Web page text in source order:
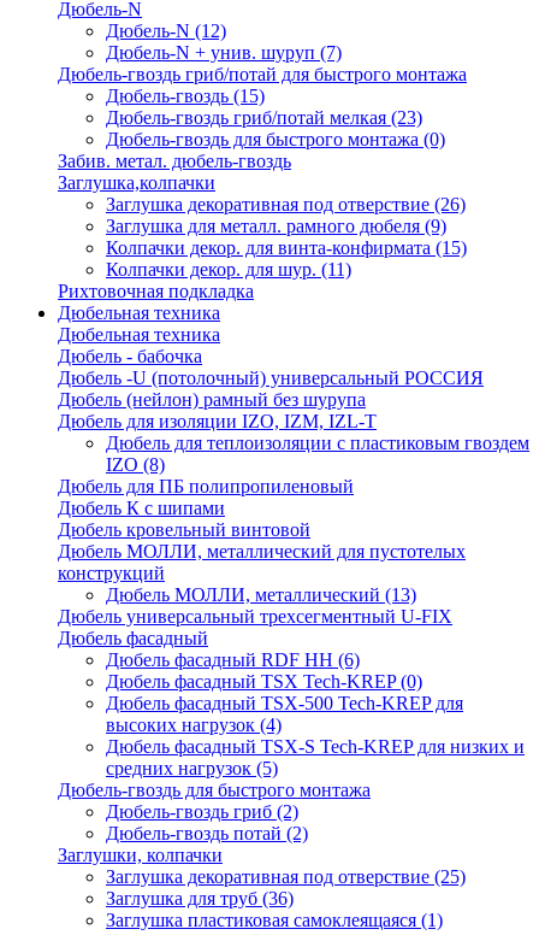
Дюбель-N
Дюбель-N (12)
Дюбель-N + унив. шуруп (7)
Дюбель-гвоздь гриб/потай для быстрого монтажа
Дюбель-гвоздь (15)
Дюбель-гвоздь гриб/потай мелкая (23)
Дюбель-гвоздь для быстрого монтажа (0)
Забив. метал. дюбель-гвоздь
Заглушка,колпачки
Заглушка декоративная под отверствие (26)
Заглушка для металл. рамного дюбеля (9)
Колпачки декор. для винта-конфирмата (15)
Колпачки декор. для шур. (11)
Рихтовочная подкладка
Дюбельная техника
Дюбельная техника
Дюбель - бабочка
Дюбель -U (потолочный) универсальный РОССИЯ
Дюбель (нейлон) рамный без шурупа
Дюбель для изоляции IZO, IZM, IZL-T
Дюбель для теплоизоляции с пластиковым гвоздем
IZO (8)
Дюбель для ПБ полипропиленовый
Дюбель К с шипами
Дюбель кровельный винтовой
Дюбель МОЛЛИ, металлический для пустотелых
конструкций
Дюбель МОЛЛИ, металлический (13)
Дюбель универсальный трехсегментный U-FIX
Дюбель фасадный
Дюбель фасадный RDF НН (6)
Дюбель фасадный TSX Tech-KREP(0)
Дюбель фасадный TSX-500 Tech-KREP для
высоких нагрузок (4)
Дюбель фасадный TSX-S Tech-KREP для низких и
средних нагрузок (5)
Дюбель-гвоздь для быстрого монтажа
Дюбель-гвоздь гриб (2)
Дюбель-гвоздь потай (2)
Заглушки, колпачки
Заглушка декоративная под отверствие (25)
Заглушка для труб (36)
Заглушка пластиковая самоклеящаяся (1)